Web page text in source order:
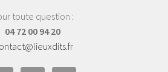
toute question :
04 72 00 94 20